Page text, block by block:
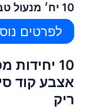
10 יח׳ מנעול טביעת אצבע- דגם מפתח D סופר
לפרטים
10
ריק